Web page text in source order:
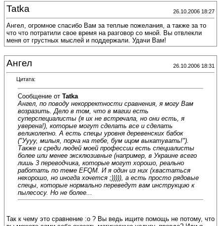
Tatka 26.10.2006 18:27
Ангел, огромное спасибо Вам за теплые пожелания, а также за то
что что потратили свое время на разговор со мной. Вы отвлекли
меня от грустных мыслей и поддержали. Удачи Вам!
Ангел 26.10.2006 18:31
Цитата:
Сообщение от Tatka
Ангел, по поводу некорректности сравнения, я могу Вам
возразить. Дело в том, что в магии есть
суперспециалисты (я их не встречала, но они есть, я
уверена!), которые могут сделать все и сделать
великолепно. А есть спецы уровня деревенских бабок
("Уууу, милыя, порча на тебе, бум ицом выкатувать!").
Также и среди людей моей профессии есть специалисты
более или менее эксклюзивные (например, в Украине всего
лишь 3 переводчика, которые могут хорошо, реально
работать по теме EFQM. И я один из них (хвастаться
нехорошо, но иногда хочется ;))))), а есть просто рядовые
спецы, которые нормально переведут вам инструкцию к
пылесосу. Но не более...
Так к чему это сравнение :o ? Вы ведь ищите помощь не потому, что